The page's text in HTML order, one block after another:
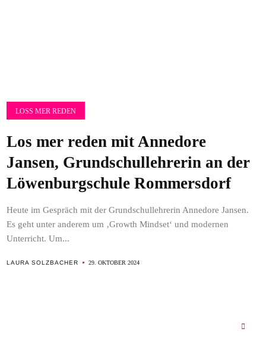
LOSS MER REDEN
Los mer reden mit Annedore
Jansen, Grundschullehrerin an der
Löwenburgschule Rommersdorf
Heute im Gespräch mit der Grundschullehrerin Annedore Jansen.
Es geht unter anderem um ‚Growth Mindset‘ und modernen
Unterricht. Um...
LAURA SOLZBACHER 29. OKTOBER 2024